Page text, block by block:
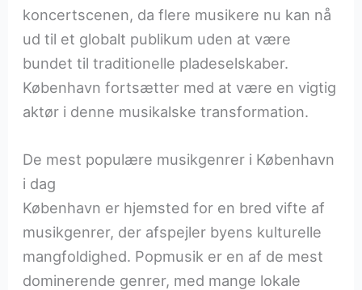
koncertscenen, da flere musikere nu kan nå
ud til et globalt publikum uden at være
bundet til traditionelle pladeselskaber.
København fortsætter med at være en vigtig
aktør i denne musikalske transformation.
De mest populære musikgenrer i København
i dag
København er hjemsted for en bred vifte af
musikgenrer, der afspejler byens kulturelle
mangfoldighed. Popmusik er en af de mest
dominerende genrer, med mange lokale